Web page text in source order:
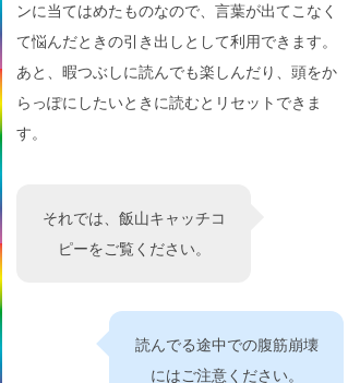
ンに当てはめたものなので、言葉が出てこなく
て悩んだときの引き出しとして利用できます。
あと、暇つぶしに読んでも楽しんだり、頭をか
らっぽにしたいときに読むとリセットできま
す。
それでは、飯山キャッチコ
ピーをご覧ください。
読んでる途中での腹筋崩壊
にはご注意ください。